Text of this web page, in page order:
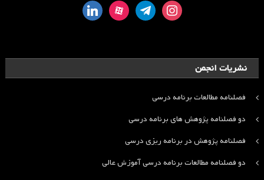
instagram
telegram
aparat
linkedin
نشریات انجمن
فصلنامه مطالعات برنامه درسی
دو فصلنامه پژوهش های برنامه درسی
فصلنامه پژوهش در برنامه ریزی درسی
دو فصلنامه مطالعات برنامه درسی آموزش عالی